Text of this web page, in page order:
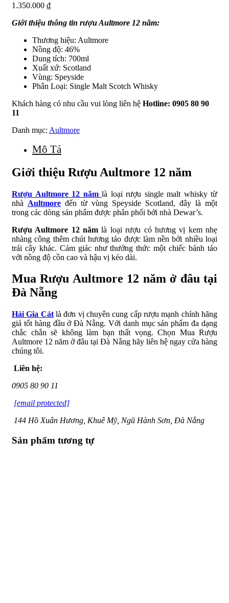
1.350.000 ₫
Giới thiệu thông tin rượu Aultmore 12 năm:
Thương hiệu: Aultmore
Nồng độ: 46%
Dung tích: 700ml
Xuất xứ: Scotland
Vùng: Speyside
Phân Loại: Single Malt Scotch Whisky
Khách hàng có nhu cầu vui lòng liên hệ Hotline: 0905 80 90
11
Danh mục: Aultmore
Mô Tả
Giới thiệu Rượu Aultmore 12 năm
Rượu Aultmore 12 năm là loại rượu single malt whisky từ
nhà Aultmore đến từ vùng Speyside Scotland, đây là một
trong các dòng sản phẩm được phân phối bởi nhà Dewar’s.
Rượu Aultmore 12 năm là loại rượu có hương vị kem nhẹ
nhàng công thêm chút hương táo được làm nền bởi nhiều loại
trái cây khác. Cảm giác như thưởng thức một chiếc bánh táo
với nồng độ cồn cao và hậu vị kéo dài.
Mua Rượu Aultmore 12 năm ở đâu tại
Đà Nẵng
Hải Gia Cátlà đơn vị chuyên cung cấp rượu mạnh chính hãng
giá tốt hàng đầu ở Đà Nẵng. Với danh mục sản phẩm đa dạng
chắc chắn sẽ không làm bạn thất vọng. Chọn Mua Rượu
Aultmore 12 năm ở đâu tại Đà Nẵng hãy liên hệ ngay cửa hàng
chúng tôi.
Liên hệ:
0905 80 90 11
[email protected]
144 Hồ Xuân Hương, Khuê Mỹ, Ngũ Hành Sơn, Đà Nẵng
Sản phẩm tương tự